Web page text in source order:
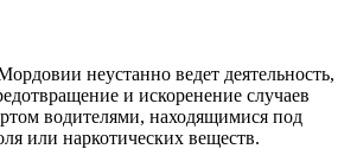
неустанно ведет деятельность,
и искоренение случаев
водителями, находящимися под
или наркотических веществ.